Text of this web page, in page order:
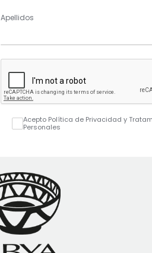
Apellidos
Acepto Política de Privacidad y
Personales